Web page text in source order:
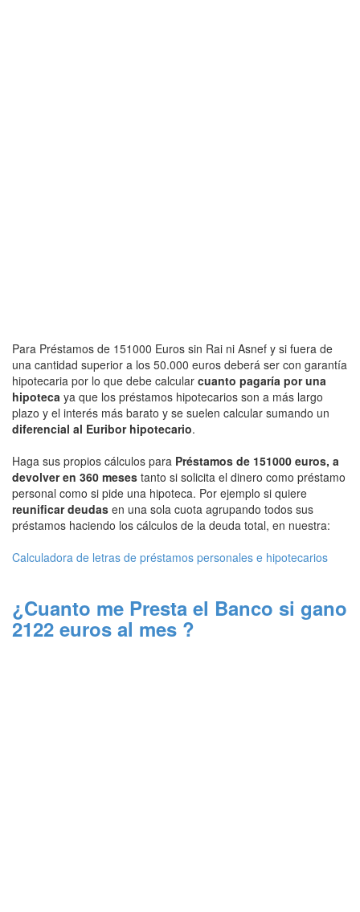
Para Préstamos de 151000 Euros sin Rai ni Asnef y si fuera de
una cantidad superior a los 50.000 euros deberá ser con garantía
hipotecaria por lo que debe calcular cuanto pagaría por una
hipoteca ya que los préstamos hipotecarios son a más largo
plazo y el interés más barato y se suelen calcular sumando un
diferencial al Euribor hipotecario.
Haga sus propios cálculos para Préstamos de 151000 euros, a
devolver en 360 meses tanto si solicita el dinero como préstamo
personal como si pide una hipoteca. Por ejemplo si quiere
reunificar deudas en una sola cuota agrupando todos sus
préstamos haciendo los cálculos de la deuda total, en nuestra:
Calculadora de letras de préstamos personales e hipotecarios
¿Cuanto me Presta el Banco si gano
2122 euros al mes ?